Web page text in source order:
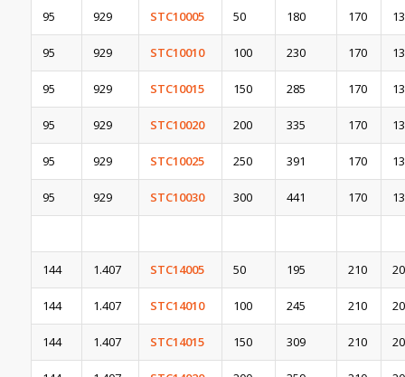
95 929 STC10005 50 180 170
95 929 STC10010 100 230 170
95 929 STC10015 150 285 170
95 929 STC10020 200 335 170
95 929 STC10025 250 391 170
95 929 STC10030 300 441 170
144 1.407 STC14005 50 195 210
144 1.407 STC14010 100 245 210
144 1.407 STC14015 150 309 210